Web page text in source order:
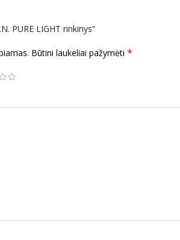
PURE LIGHT rinkinys”
Būtini laukeliai pažymėti *